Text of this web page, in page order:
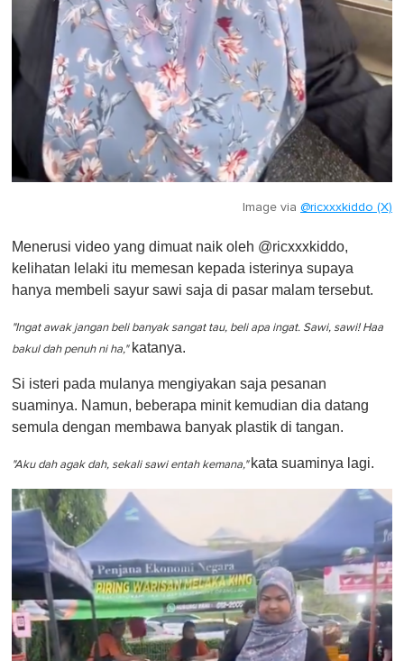
Image via @ricxxxkiddo (X)
Menerusi video yang dimuat naik oleh @ricxxxkiddo,
kelihatan lelaki itu memesan kepada isterinya supaya
hanya membeli sayur sawi saja di pasar malam tersebut.
"Ingat awak jangan beli banyak sangat tau, beli apa ingat. Sawi, sawi! Haa
bakul dah penuh ni ha,"katanya.
Si isteri pada mulanya mengiyakan saja pesanan
suaminya. Namun, beberapa minit kemudian dia datang
semula dengan membawa banyak plastik di tangan.
"Aku dah agak dah, sekali sawi entah kemana," kata suaminya lagi.